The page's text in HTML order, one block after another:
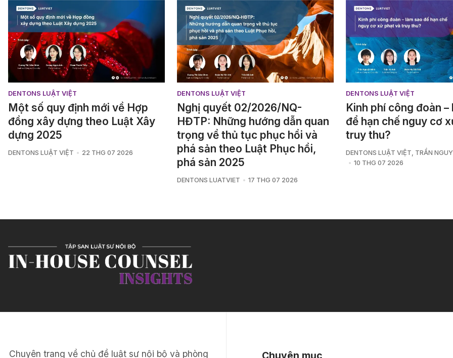
DENTONS LUẬT VIỆT
Một số quy định mới về Hợp
đồng xây dựng theo Luật Xây
dựng 2025
DENTONS LUẬT VIỆT 22 THG 07 2026
DENTONS LUẬT VIỆT
Nghị quyết 02/2026/NQ-
HĐTP: Những hướng dẫn quan
trọng về thủ tục phục hồi và
phá sản theo Luật Phục hồi,
phá sản 2025
DENTONS LUATVIET 17 THG 07 2026
DENTONS LUẬT VIỆT
Kinh phí công đoàn –
để hạn chế nguy cơ
truy thu?
DENTONS LUẬT VIỆT TRẦN
10 THG 07 2026
Chuyên trang về chủ đề luật sư nội bộ và phòng